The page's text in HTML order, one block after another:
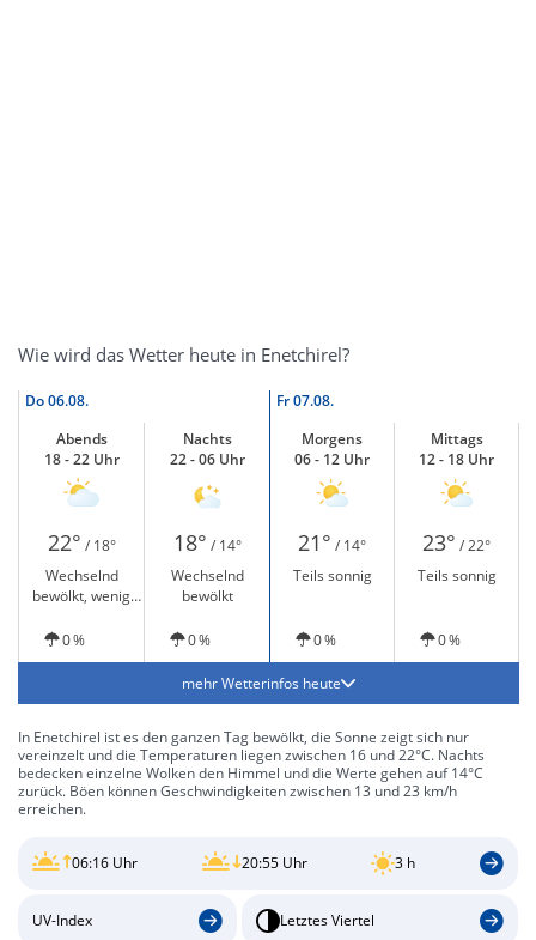
Wie wird das Wetter heute in Enetchirel?
Do06.08. Fr07.08.
Abends
18 - 22 Uhr
Nachts
22 - 06 Uhr
Morgens
06 - 12 Uhr
Mittags
12 - 18 Uhr
22° / 18° 18° / 14° 21° / 14° 23° / 22°
Wechselnd
bewölkt, wenig
Wechselnd
bewölkt
Teils sonnig Teils sonnig
0 % 0 % 0 % 0 %
mehr Wetterinfos heute
In Enetchirel ist es den ganzen Tag bewölkt, die Sonne zeigt sich nur
vereinzelt und die Temperaturen liegen zwischen 16 und 22°C. Nachts
bedecken einzelne Wolken den Himmel und die Werte gehen auf 14°C
zurück. Böen können Geschwindigkeiten zwischen 13 und 23 km/h
erreichen.
06:16 Uhr 20:55 Uhr 3 h
UV-Index Letztes Viertel